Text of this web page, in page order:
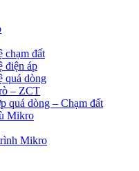
chạm đất
điện áp
quá dòng
– ZCT
quá dòng – Chạm đất
Mikro
Mikro